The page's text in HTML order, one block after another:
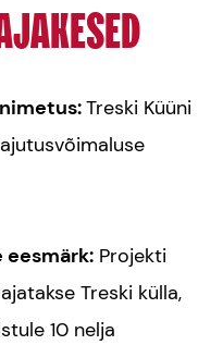
Treski Küüni
eesmärk: Projekti
Treski külla,
10 nelja